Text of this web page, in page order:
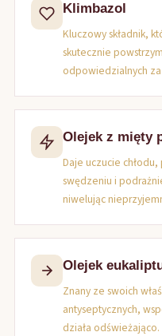
Klimbazol
Kluczowy składnik,
skutecznie
odpowiedzialnych
Olejek z mięty
Daje uczucie
swędzeniu i
niwelując
Olejek
Znany ze swoich
antyseptycznych,
działa odświeżająco.